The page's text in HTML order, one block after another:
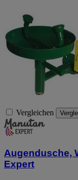
Vergleichen
Augendusche,
Expert